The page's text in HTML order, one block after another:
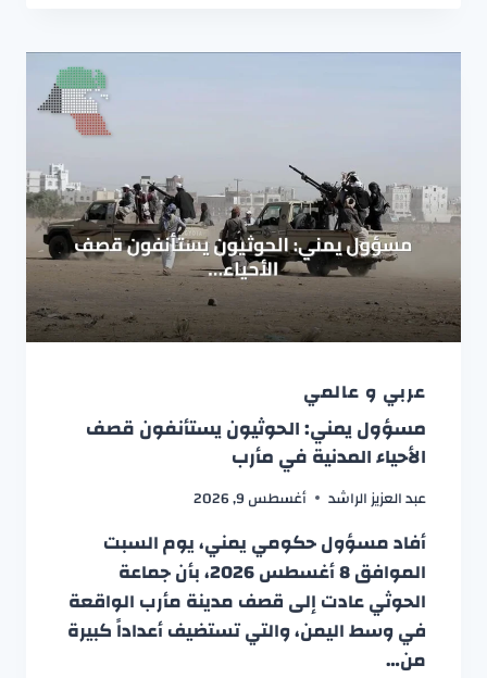
عربي و عالمي
مسؤول يمني: الحوثيون يستأنفون قصف
الأحياء المدنية في مأرب
عبد العزيز الراشد أغسطس 9, 2026
أفاد مسؤول حكومي يمني، يوم السبت
الموافق 8 أغسطس 2026، بأن جماعة
الحوثي عادت إلى قصف مدينة مأرب الواقعة
في وسط اليمن، والتي تستضيف أعداداً كبيرة
من…